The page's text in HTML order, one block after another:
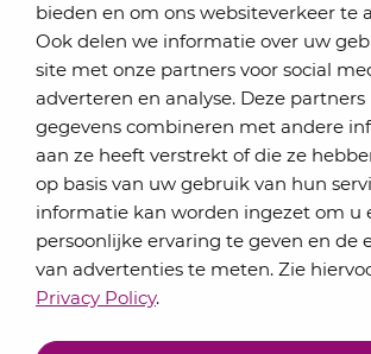
bieden en om ons websiteverkeer te
Ook delen we informatie over uw
site met onze partners voor social
adverteren en analyse. Deze
gegevens combineren met andere
aan ze heeft verstrekt of die ze
op basis van uw gebruik van hun
informatie kan worden ingezet om u
persoonlijke ervaring te geven en de
van advertenties te meten. Zie
Privacy Policy.
Schrijf je in voor onze
Elke maand bundelen de adviseurs
de eSigt het nieuws.
Jouw emailadres
Inschrijven